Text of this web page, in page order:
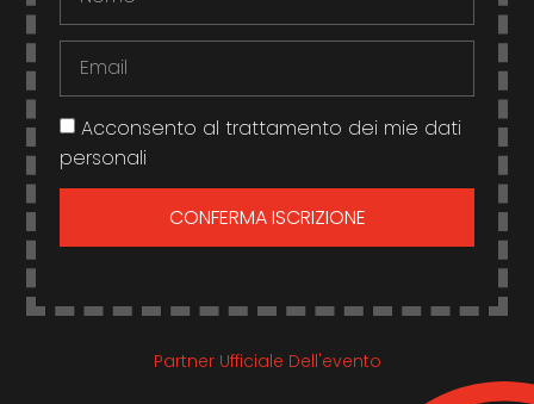
Acconsento al trattamento dei mie dati
personali
CONFERMA ISCRIZIONE
Partner Ufficiale Dell'evento